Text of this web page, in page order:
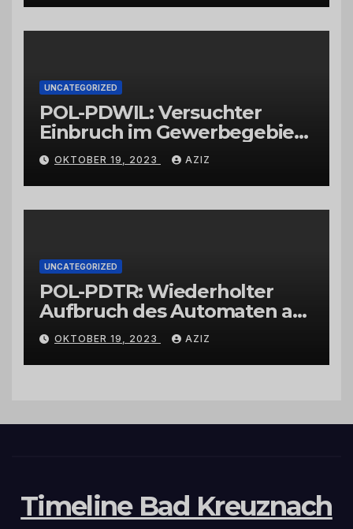
UNCATEGORIZED
POL-PDWIL: Versuchter
Einbruch im Gewerbegebiet
Wittlich
OKTOBER 19, 2023 AZIZ
UNCATEGORIZED
POL-PDTR: Wiederholter
Aufbruch des Automaten am
Wohnmobilstellplatz in
Hermeskeil am Labachweg
OKTOBER 19, 2023 AZIZ
Timeline Bad Kreuznach